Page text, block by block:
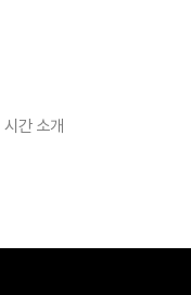
간 소개